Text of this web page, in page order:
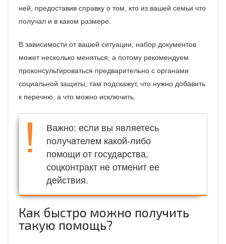
ней, предоставив справку о том, кто из вашей семьи что
получал и в каком размере.
В зависимости от вашей ситуации, набор документов
может несколько меняться, а потому рекомендуем
проконсультироваться предварительно с органами
социальной защиты, там подскажут, что нужно добавить
к перечню, а что можно исключить.
Важно: если вы являетесь
получателем какой-либо
помощи от государства,
соцконтракт не отменит ее
действия.
Как быстро можно получить
такую помощь?